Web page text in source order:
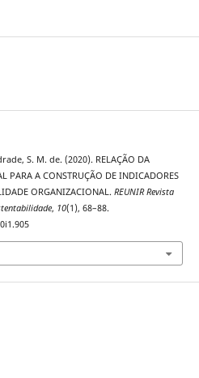
S. M. de. (2020). RELAÇÃO DA
PARA A CONSTRUÇÃO DE INDICADORES
ORGANIZACIONAL. REUNIR Revista
, 10(1), 68–88.